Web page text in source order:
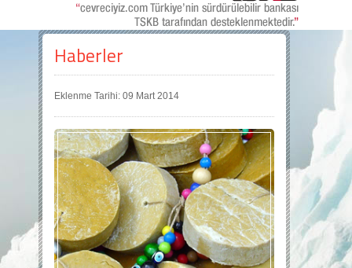
Haberler
Eklenme Tarihi: 09 Mart 2014